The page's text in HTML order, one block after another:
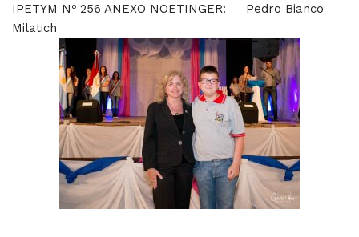
IPETYM Nº 256 ANEXO NOETINGER: Pedro Bianco
Milatich